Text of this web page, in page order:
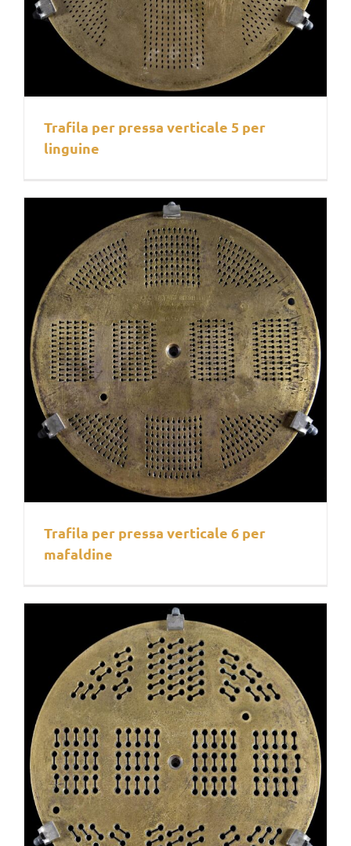
Trafila per pressa verticale 5 per
linguine
Trafila per pressa verticale 6 per
mafaldine